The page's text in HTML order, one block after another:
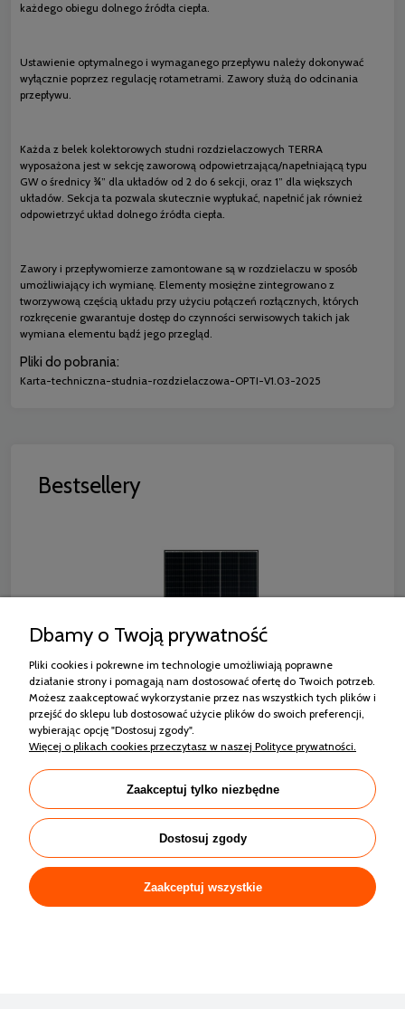
każdego obiegu dolnego źródła ciepła.
Ustawienie optymalnego i wymaganego przepływu należy dokonywać
wyłącznie poprzez regulację rotametrami. Zawory służą do odcinania
przepływu.
Każda z belek kolektorowych studni rozdzielaczowych TERRA
wyposażona jest w sekcję zaworową odpowietrzającą/napełniającą typu
GW o średnicy ¾” dla układów od 2 do 6 sekcji, oraz 1” dla większych
układów. Sekcja ta pozwala skutecznie wypłukać, napełnić jak również
odpowietrzyć układ dolnego źródła ciepła.
Zawory i przepływomierze zamontowane są w rozdzielaczu w sposób
umożliwiający ich wymianę. Elementy mosiężne zintegrowano z
tworzywową częścią układu przy użyciu połączeń rozłącznych, których
rozkręcenie gwarantuje dostęp do czynności serwisowych takich jak
wymiana elementu bądź jego przegląd.
Pliki do pobrania:
Karta-techniczna-studnia-rozdzielaczowa-OPTI-V1.03-2025
Bestsellery
RISEN RSM130-8-440M MONO HALF CUT
CZARNA RAMA
564,42 zł
Zakupy
Dbamy o Twoją prywatność
Pliki cookies i pokrewne im technologie umożliwiają poprawne
działanie strony i pomagają nam dostosować ofertę do Twoich potrzeb.
Możesz zaakceptować wykorzystanie przez nas wszystkich tych plików i
przejść do sklepu lub dostosować użycie plików do swoich preferencji,
wybierając opcję "Dostosuj zgody".
Więcej o plikach cookies przeczytasz w naszej Polityce prywatności.
Zaakceptuj tylko niezbędne
Dostosuj zgody
Zaakceptuj wszystkie